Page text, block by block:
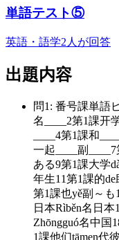
単語テスト⑤
英語・語学2人が回答
出題内容
問1 : 番号課単語
名____2第1課开
____4第1課和
一起____副
ある9第1課大学
年生11第1課的de
第1課也yě副～も
日本Rìběn名日本
Zhōngguó名中国
1課他们tāmen代